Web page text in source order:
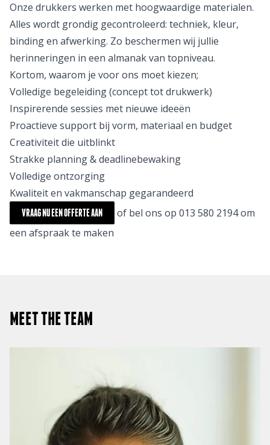
Onze drukkers werken met hoogwaardige materialen.
Alles wordt grondig gecontroleerd: techniek, kleur,
binding en afwerking. Zo beschermen wij jullie
herinneringen in een almanak van topniveau.
Kortom, waarom je voor ons moet kiezen;
Volledige begeleiding (concept tot drukwerk)
Inspirerende sessies met nieuwe ideeën
Proactieve support bij vorm, materiaal en budget
Creativiteit die uitblinkt
Strakke planning & deadlinebewaking
Volledige ontzorging
Kwaliteit en vakmanschap gegarandeerd
VRAAG NU EEN OFFERTE AAN
of bel ons op 013 580 2194 om
een afspraak te maken
MEET THE TEAM